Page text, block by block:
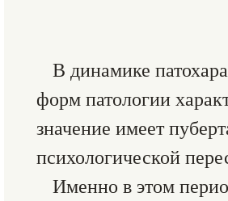
В динамике
форм патологии
значение имеет
психологической
Именно в этом